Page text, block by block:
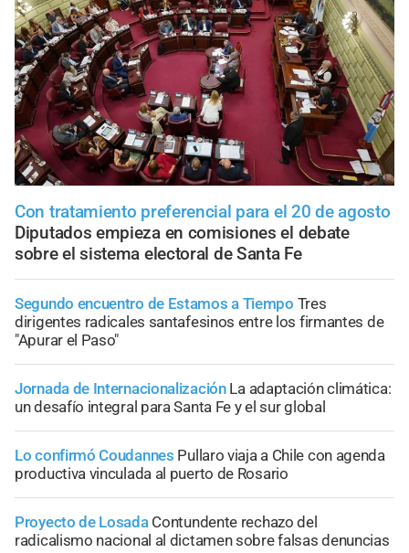
Con tratamiento preferencial para el 20 de agosto
Diputados empieza en comisiones el debate
sobre el sistema electoral de Santa Fe
Segundo encuentro de Estamos a Tiempo Tres
dirigentes radicales santafesinos entre los firmantes de
"Apurar el Paso"
Jornada de Internacionalización La adaptación climática:
un desafío integral para Santa Fe y el sur global
Lo confirmó Coudannes Pullaro viaja a Chile con agenda
productiva vinculada al puerto de Rosario
Proyecto de Losada Contundente rechazo del
radicalismo nacional al dictamen sobre falsas denuncias